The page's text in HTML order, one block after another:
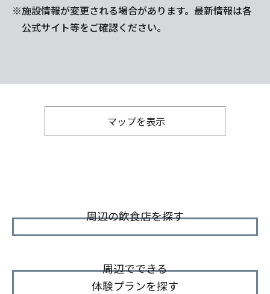
※施設情報が変更される場合があります。最新情報は各
公式サイト等をご確認ください。
マップを表示
周辺の飲食店を探す
周辺でできる
体験プランを探す